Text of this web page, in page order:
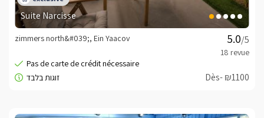
Suite Narcisse
/5
zimmers north&#039;, Ein Yaacov
Dès- ₪1100